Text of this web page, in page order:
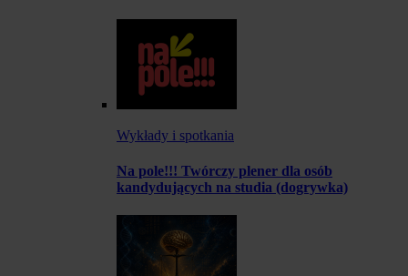
Wykłady i spotkania
Na pole!!! Twórczy plener dla osób
kandydujących na studia (dogrywka)